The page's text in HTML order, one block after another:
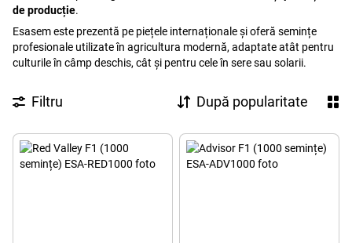
de producție.
Esasem este prezentă pe piețele internaționale și oferă semințe
profesionale utilizate în agricultura modernă, adaptate atât pentru
culturile în câmp deschis, cât și pentru cele în sere sau solarii.
Filtru După popularitate